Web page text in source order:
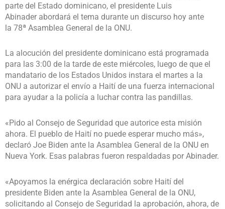
parte del Estado dominicano, el presidente Luis
Abinader abordará el tema durante un discurso hoy ante
la 78ª Asamblea General de la ONU.
La alocución del presidente dominicano está programada
para las 3:00 de la tarde de este miércoles, luego de que el
mandatario de los Estados Unidos instara el martes a la
ONU a autorizar el envío a Haití de una fuerza internacional
para ayudar a la policía a luchar contra las pandillas.
«Pido al Consejo de Seguridad que autorice esta misión
ahora. El pueblo de Haití no puede esperar mucho más»,
declaró Joe Biden ante la Asamblea General de la ONU en
Nueva York. Esas palabras fueron respaldadas por Abinader.
«Apoyamos la enérgica declaración sobre Haití del
presidente Biden ante la Asamblea General de la ONU,
solicitando al Consejo de Seguridad la aprobación, ahora, de